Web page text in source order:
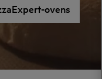
ovens